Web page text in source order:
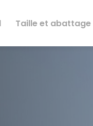
Taille et abattage